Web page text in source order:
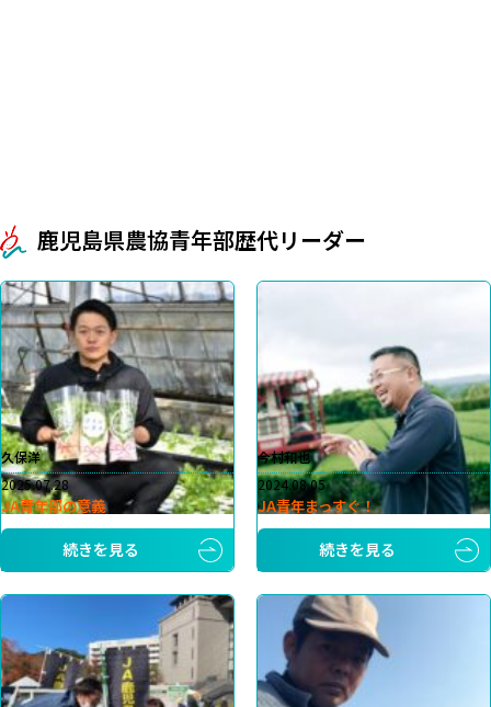
鹿児島県農協青年部歴代リーダー
久保洋
2025.07.28
JA青年部の意義
続きを見る
今村和也
2024.08.05
JA青年まっすぐ！
続きを見る